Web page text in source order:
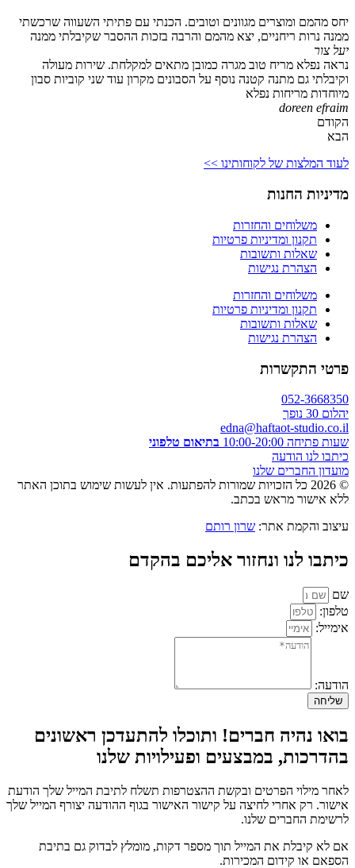
ניתן
לבחור
האפשרויות
בעמוד
יחס מהמם ומוצרים מגוונים וטובים. הכנתי עם פתיתי השעווה שרכשתי
ממנה נרות ריחניים, יצא מהמם והרבה בזכות ההסבר שקיבלתי ממנה
יעל צור
נראה נפלא מריח טוב מגרה כמובן מתאים למקלחת. שירות מעולה
וקיבלתי גם מתנה קטנה נוסף על הסבונים מקרון עוד שני קוביות סבון
מיוחדות מריחות נפלא
doreen efraim
הקודם
הבא
לעוד המלצות של לקוחותינו >>
מדיניות החנות
משלוחים והחזרות
תקנון ומדיניות פרטיות
שאלות ותשובות
הצהרת נגישות
משלוחים והחזרות
תקנון ומדיניות פרטיות
שאלות ותשובות
הצהרת נגישות
פרטי התקשרות
052-3668350
יהלום 30 נופך
edna@haftaot-studio.co.il
שעות פתיחה 10:00-20:00
בתיאום טלפוני
כיתבו לנו הודעה
מועדון החברים שלנו
© 2026 כל הזכויות שמורות להפתעות. אין לעשות שימוש בתוכן האתר
ללא אישור מראש בכתב.
עיצוב והקמת אתר: שרון רותם
כיתבו לנו ונחזור אליכם בהקדם
שם
טלפון:
אימייל:
הודעה:
שליחה
בואו נהיה חברים! ותוכלו להתעדכן ראשונים
בהדרכות, במבצעים ופעילויות שלנו
לאחר מילוי הפרטים ובקשת ההצטרפות תשלח לתיבת המייל שלך הודעת
אישור. רק אחרי לחיצה על קישור האישור בגוף ההודעה יצורף המייל שלך
לרשימת החברים שלנו.
אם לא קיבלת את המייל תוך מספר דקות, מומלץ לבדוק גם בתיבת
הספאם או קידום המכירות.